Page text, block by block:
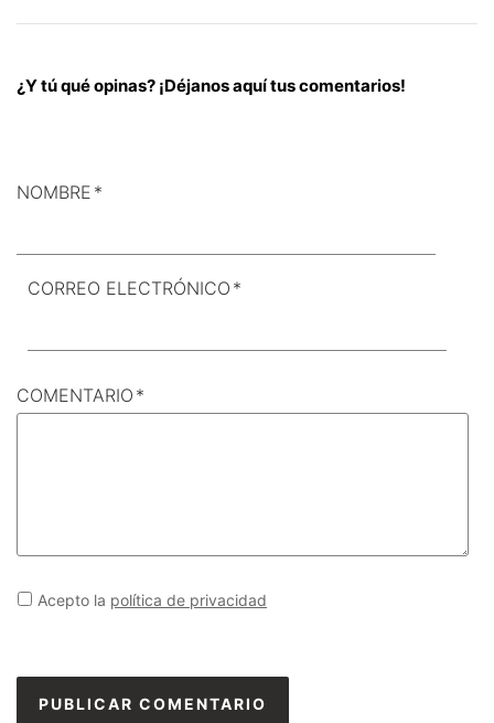
¿Y tú qué opinas? ¡Déjanos aquí tus comentarios!
NOMBRE *
CORREO ELECTRÓNICO *
COMENTARIO *
Acepto la política de privacidad